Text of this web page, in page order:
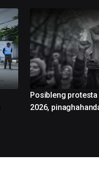
Posibleng protesta
2026,